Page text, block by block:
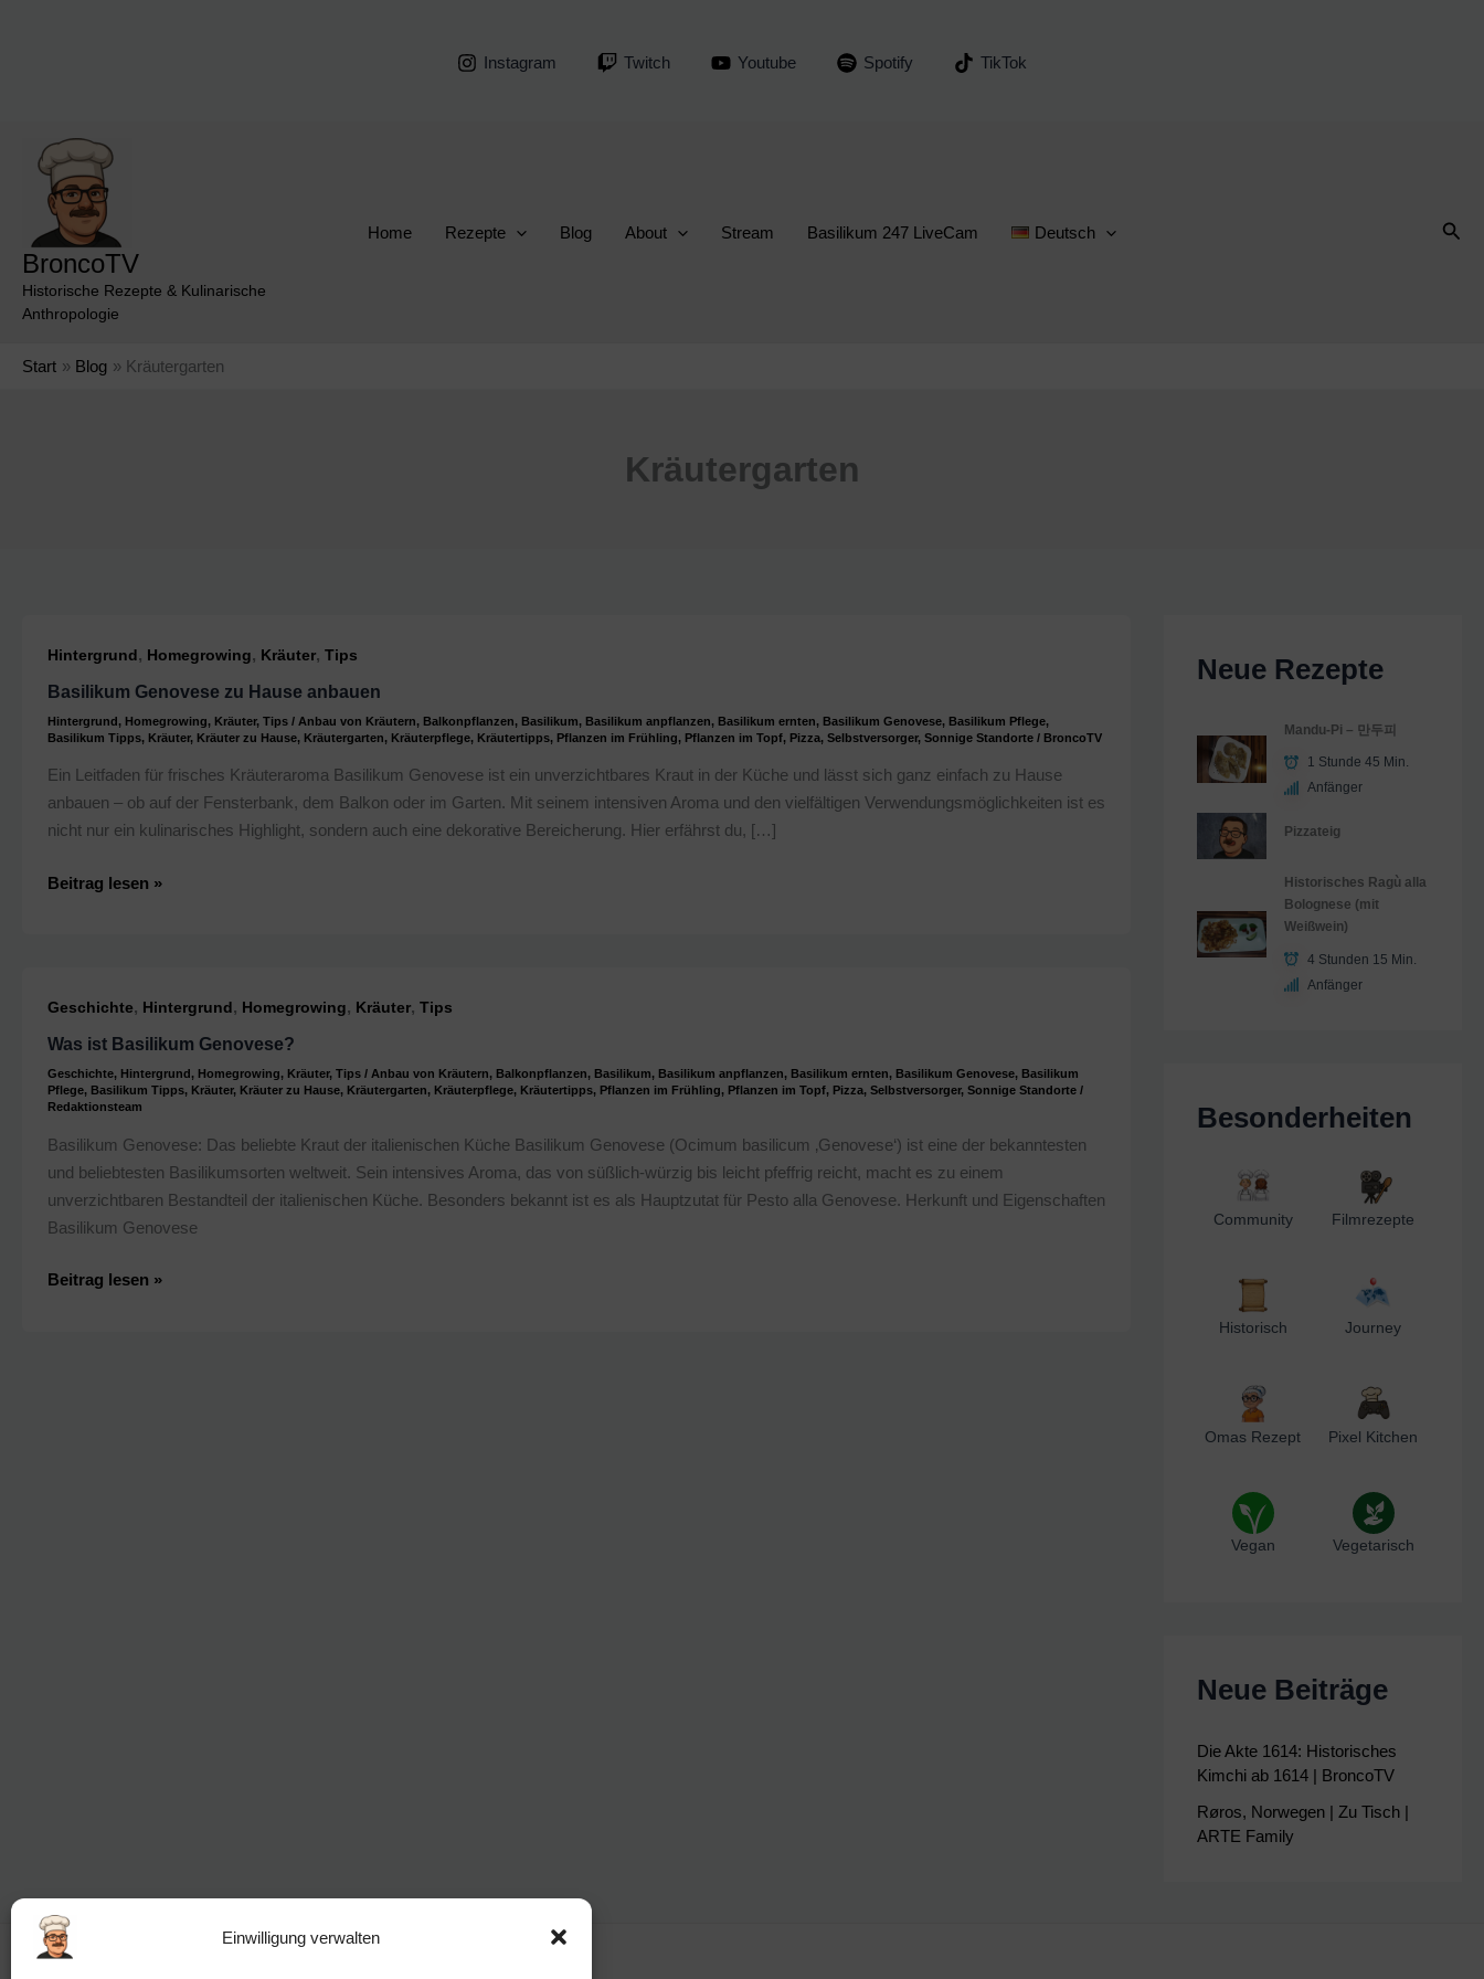
Einwilligung verwalten
Instagram Twitch Youtube Spotify TikTok
BroncoTV
Historische Rezepte & Kulinarische
Anthropologie
Home Rezepte Blog About Stream Basilikum 247 LiveCam Deutsch
Start Blog Kräutergarten
Kräutergarten
Hintergrund, Homegrowing, Kräuter, Tips
Basilikum Genovese zu Hause anbauen
Hintergrund, Homegrowing, Kräuter, Tips/ Anbau von Kräutern, Balkonpflanzen, Basilikum, Basilikum anpflanzen, Basilikum ernten, Basilikum Genovese, Basilikum Pflege,
Basilikum Tipps, Kräuter, Kräuter zu Hause, Kräutergarten, Kräuterpflege, Kräutertipps, Pflanzen im Frühling, Pflanzen im Topf, Pizza, Selbstversorger, Sonnige Standorte/ BroncoTV
Ein Leitfaden für frisches Kräuteraroma Basilikum Genovese ist ein unverzichtbares Kraut in der Küche und lässt sich ganz einfach zu Hause
anbauen – ob auf der Fensterbank, dem Balkon oder im Garten. Mit seinem intensiven Aroma und den vielfältigen Verwendungsmöglichkeiten ist es
nicht nur ein kulinarisches Highlight, sondern auch eine dekorative Bereicherung. Hier erfährst du, […]
Basilikum
Beitrag lesen »
Geschichte, Hintergrund, Homegrowing, Kräuter, Tips
Was ist Basilikum Genovese?
Geschichte, Hintergrund , Homegrowing, Kräuter, Tips/ Anbau von Kräutern, Balkonpflanzen, Basilikum, Basilikum anpflanzen, Basilikum ernten, Basilikum Genovese, Basilikum
Pflege, Basilikum Tipps, Kräuter, Kräuter zu Hause, Kräutergarten, Kräuterpflege, Kräutertipps, Pflanzen im Frühling, Pflanzen im Topf, Pizza, Selbstversorger, Sonnige Standorte/
Redaktionsteam
Basilikum Genovese: Das beliebte Kraut der italienischen Küche Basilikum Genovese (Ocimum basilicum ‚Genovese‘) ist eine der bekanntesten
und beliebtesten Basilikumsorten weltweit. Sein intensives Aroma, das von süßlich-würzig bis leicht pfeffrig reicht, macht es zu einem
unverzichtbaren Bestandteil der italienischen Küche. Besonders bekannt ist es als Hauptzutat für Pesto alla Genovese. Herkunft und Eigenschaften
Basilikum Genovese
Was
Beitrag lesen »
Neue Rezepte
Mandu-Pi – 만두피
1 Stunde 45 Min.
Anfänger
Pizzateig
Historisches Ragù alla
Bolognese (mit
Weißwein)
4 Stunden 15 Min.
Anfänger
Besonderheiten
Community Filmrezepte
Historisch Journey
Omas Rezept Pixel Kitchen
Vegan Vegetarisch
Neue Beiträge
Die Akte 1614: Historisches
Kimchi ab 1614 | BroncoTV
Røros, Norwegen | Zu Tisch |
ARTE Family